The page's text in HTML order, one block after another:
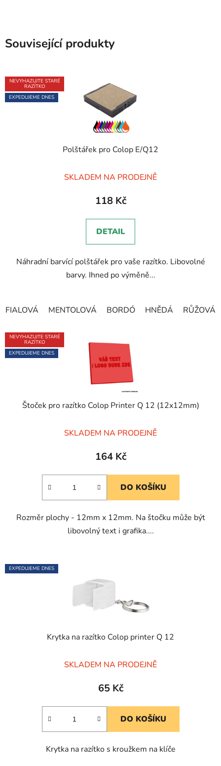
Související produkty
NEVYHAZUJTE STARÉ
RAZÍTKO
EXPEDUJEME DNES
Polštářek pro Colop E/Q12
hodnocení
produktu
5,0
z
hvězdiček.
SKLADEM NA PRODEJNĚ
118 Kč
DETAIL
Náhradní barvící polštářek pro vaše razítko. Libovolné
barvy. Ihned po výměně...
FIALOVÁ MENTOLOVÁ BORDÓ HNĚDÁ RŮŽOVÁ
NEVYHAZUJTE STARÉ
RAZÍTKO
EXPEDUJEME DNES
Štoček pro razítko Colop Printer Q 12 (12x12mm)
hodnocení
produktu
5,0
hvězdiček.
SKLADEM NA PRODEJNĚ
164 Kč
DO KOŠÍKU
Rozměr plochy - 12mm x 12mm. Na štočku může být
libovolný text i grafika....
EXPEDUJEME DNES
Krytka na razítko Colop printer Q 12
hodnocení
produktu
5,0
hvězdiček.
SKLADEM NA PRODEJNĚ
65 Kč
DO KOŠÍKU
Krytka na razítko s kroužkem na klíče